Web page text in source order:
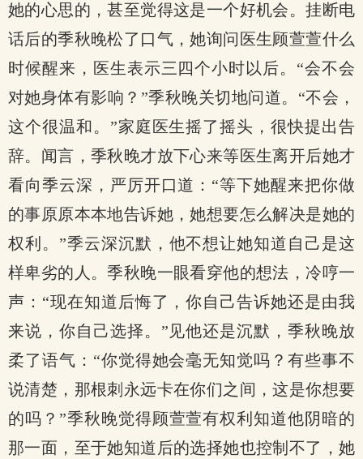
她的心思的，甚至觉得这是一个好机会。挂断电
话后的季秋晚松了口气，她询问医生顾萱萱什么
时候醒来，医生表示三四个小时以后。“会不会
对她身体有影响？”季秋晚关切地问道。“不会，
这个很温和。”家庭医生摇了摇头，很快提出告
辞。闻言，季秋晚才放下心来等医生离开后她才
看向季云深，严厉开口道：“等下她醒来把你做
的事原原本本地告诉她，她想要怎么解决是她的
权利。”季云深沉默，他不想让她知道自己是这
样卑劣的人。季秋晚一眼看穿他的想法，冷哼一
声：“现在知道后悔了，你自己告诉她还是由我
来说，你自己选择。”见他还是沉默，季秋晚放
柔了语气：“你觉得她会毫无知觉吗？有些事不
说清楚，那根刺永远卡在你们之间，这是你想要
的吗？”季秋晚觉得顾萱萱有权利知道他阴暗的
那一面，至于她知道后的选择她也控制不了，她